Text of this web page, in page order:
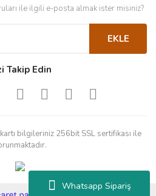
Whatsapp Sipariş
ile ilgili e-posta almak ister misiniz?
EKLE
Takip Edin
bilgileriniz 256bit SSL sertifikası ile